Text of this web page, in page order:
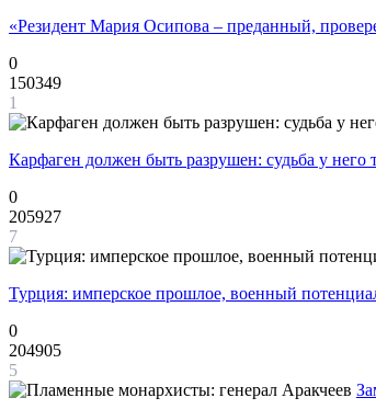
«Резидент Мария Осипова – преданный,
0
150349
1
Карфаген должен быть разрушен: судьба у него
0
205927
7
Турция: имперское прошлое, военный
0
204905
5